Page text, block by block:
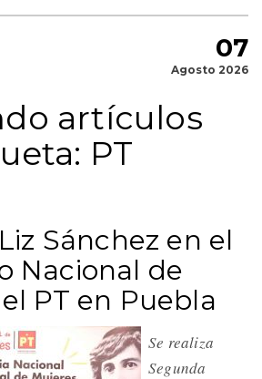
07
Agosto 2026
artículos
PT
Sánchez en el
Nacional de
PT en Puebla
Se realiza
Segunda